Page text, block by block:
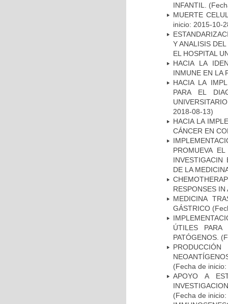
INFANTIL.
MUERTE
inicio: 2015-10-
Y ANALISIS
EL HOSPITAL
HACIA LA
INMUNE EN LA
HACIA LA
PARA EL
2018-08-13)
HACIA LA
CÁNCER EN
PROMUEVA
INVESTIGACIN
DE LA
RESPONSES IN
MEDICINA
GÁSTRICO
ÚTILES
PATÓGENOS.
(Fecha de
APOYO A
(Fecha de